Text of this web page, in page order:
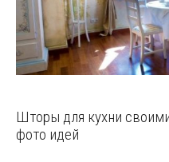
Шторы для кухни
фото идей